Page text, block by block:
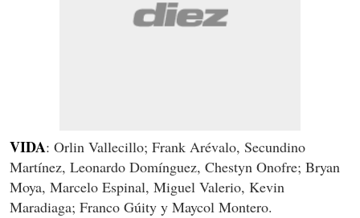
VIDA: Orlin Vallecillo; Frank Arévalo, Secundino
Martínez, Leonardo Domínguez, Chestyn Onofre; Bryan
Moya, Marcelo Espinal, Miguel Valerio, Kevin
Maradiaga; Franco Gúity y Maycol Montero.